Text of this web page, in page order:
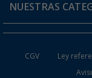
¿Dónde está mi
NUESTRAS
CGV Ley